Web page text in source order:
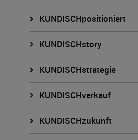
KUNDISCHpositioniert
KUNDISCHstory
KUNDISCHstrategie
KUNDISCHverkauf
KUNDISCHzukunft